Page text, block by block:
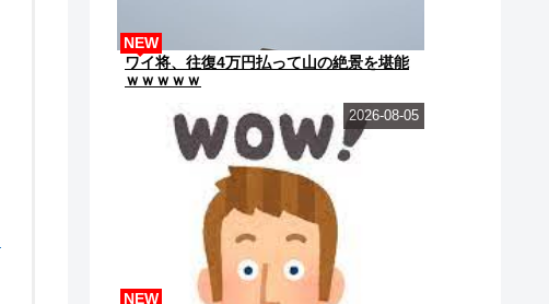
ワイ将、往復4万円払って山の絶景を堪能
ｗｗｗｗｗ
NEW
NEW
2026-08-05